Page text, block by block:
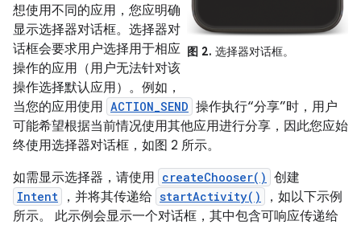
图 2. 选择器对话框。
想使用不同的应用，您应明确
显示选择器对话框。选择器对
话框会要求用户选择用于相应
操作的应用（用户无法针对该
操作选择默认应用）。例如，
当您的应用使用 ACTION_SEND 操作执行“分享”时，用户
可能希望根据当前情况使用其他应用进行分享，因此您应始
终使用选择器对话框，如图 2 所示。
如需显示选择器，请使用 createChooser() 创建
Intent ，并将其传递给 startActivity()
，如以下示例
所示。 此示例会显示一个对话框，其中包含可响应传递给